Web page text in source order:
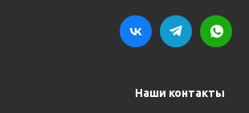
Наши контакты